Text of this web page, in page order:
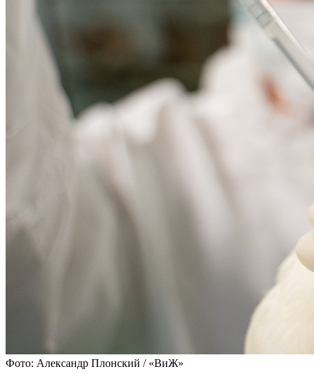
Фото: Александр Плонский / «ВиЖ»